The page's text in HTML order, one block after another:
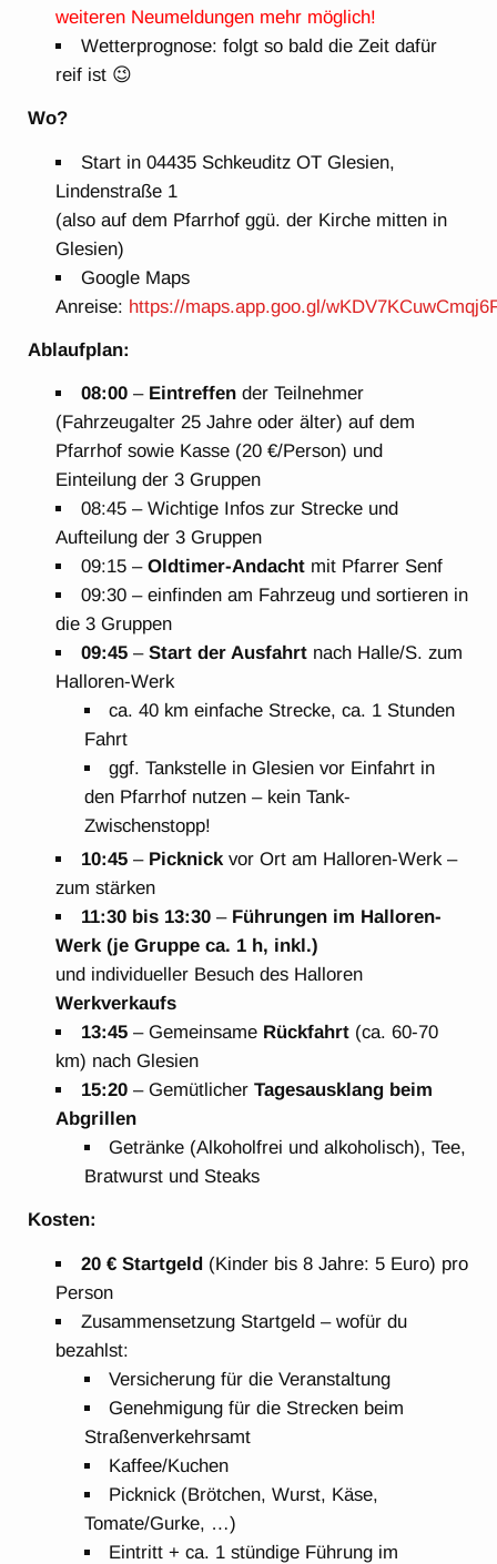
weiteren Neumeldungen mehr möglich!
Wetterprognose: folgt so bald die Zeit dafür
reif ist 😉
Wo?
Start in 04435 Schkeuditz OT Glesien,
Lindenstraße 1
(also auf dem Pfarrhof ggü. der Kirche mitten in
Glesien)
Google Maps
Anreise: https://maps.app.goo.gl/
Ablaufplan:
08:00 – Eintreffen der Teilnehmer
(Fahrzeugalter 25 Jahre oder älter) auf dem
Pfarrhof sowie Kasse (20 €/Person) und
Einteilung der 3 Gruppen
08:45 – Wichtige Infos zur Strecke und
Aufteilung der 3 Gruppen
09:15 –Oldtimer-Andacht mit Pfarrer Senf
09:30 – einfinden am Fahrzeug und sortieren in
die 3 Gruppen
09:45 –Start der Ausfahrt nach Halle/S. zum
Halloren-Werk
ca. 40 km einfache Strecke, ca. 1 Stunden
Fahrt
ggf. Tankstelle in Glesien vor Einfahrt in
den Pfarrhof nutzen – kein Tank-
Zwischenstopp!
10:45 – Picknickvor Ort am Halloren-Werk –
zum stärken
11:30 bis 13:30 – Führungen im Halloren-
Werk (je Gruppe ca. 1 h, inkl.)
und individueller Besuch des Halloren
Werkverkaufs
13:45 – Gemeinsame Rückfahrt (ca. 60-70
km) nach Glesien
15:20 – GemütlicherTagesausklang beim
Abgrillen
Getränke (Alkoholfrei und alkoholisch), Tee,
Bratwurst und Steaks
Kosten:
20 € Startgeld (Kinder bis 8 Jahre: 5 Euro) pro
Person
Zusammensetzung Startgeld – wofür du
bezahlst:
Versicherung für die Veranstaltung
Genehmigung für die Strecken beim
Straßenverkehrsamt
Kaffee/Kuchen
Picknick (Brötchen, Wurst, Käse,
Tomate/Gurke, …)
Eintritt + ca. 1 stündige Führung im